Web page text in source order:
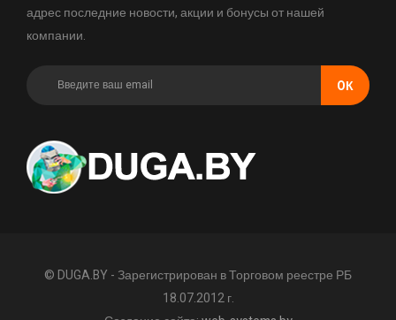
адрес последние новости, акции и бонусы от нашей
компании.
OК
© DUGA.BY - Зарегистрирован в Торговом реестре РБ
18.07.2012 г.